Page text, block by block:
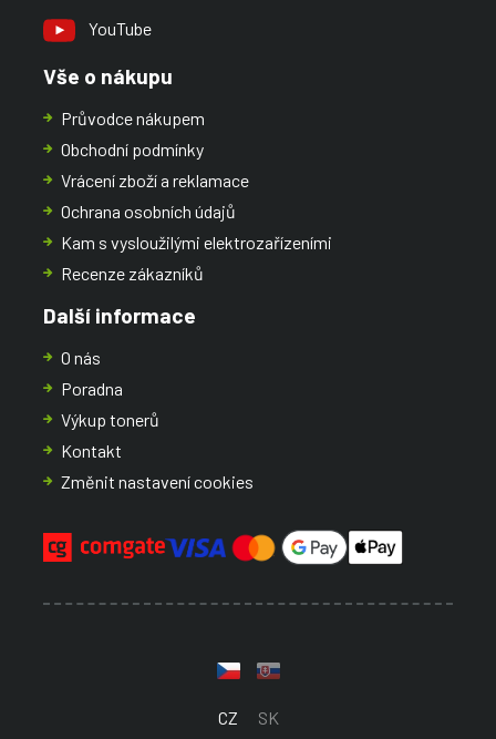
YouTube
Vše o nákupu
Průvodce nákupem
Obchodní podmínky
Vrácení zboží a reklamace
Ochrana osobních údajů
Kam s vysloužilými elektrozařízeními
Recenze zákazníků
Další informace
O nás
Poradna
Výkup tonerů
Kontakt
Změnit nastavení cookies
CZ SK